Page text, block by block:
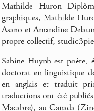
Mathilde Huron
graphiques, Mathilde
Asano et Amandine
propre collectif,
Sabine Huynh est poète,
doctorat en linguistique
en anglais et traduit
traductions ont été
Macabre), au Canada